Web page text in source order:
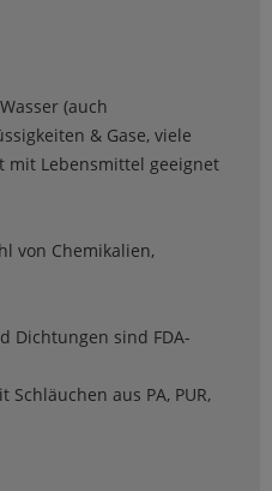
(auch
& Gase, viele
mit Lebensmittel geeignet
von Chemikalien,
Dichtungen sind FDA-
aus PA, PUR,